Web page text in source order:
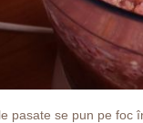
pasate se pun pe foc